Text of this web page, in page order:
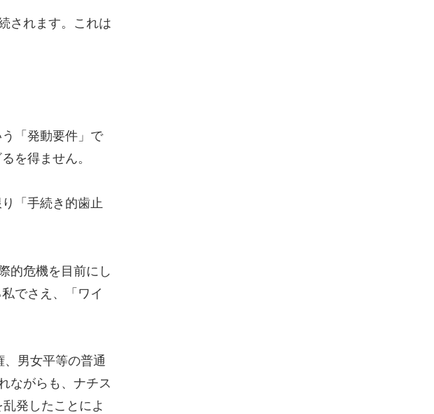
されます。
これは
「発動要件」で
を得ません。
「手続き的歯止
的危機を目前にし
でさえ、
「ワイ
、男女平等の普通
ながらも、 ナチス
発したことによ